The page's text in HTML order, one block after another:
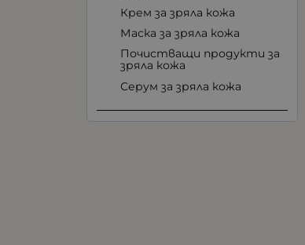
Крем за зряла кожа
Маска за зряла кожа
Почистващи продукти за
зряла кожа
Серум за зряла кожа